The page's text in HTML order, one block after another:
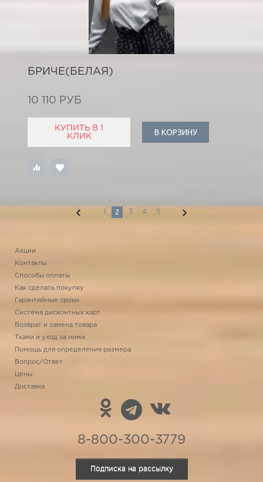
БРИЧЕ(БЕЛАЯ)
10 110 РУБ
КУПИТЬ В 1
КЛИК
В КОРЗИНУ
1 2 3 4 5
Акции
Контакты
Способы оплаты
Как сделать покупку
Гарантийные сроки
Система дисконтных карт
Возврат и замена товара
Ткани и уход за ними
Помощь для определения размера
Вопрос/Ответ
Цены
Доставка
8-800-300-3779
Подписка на рассылку